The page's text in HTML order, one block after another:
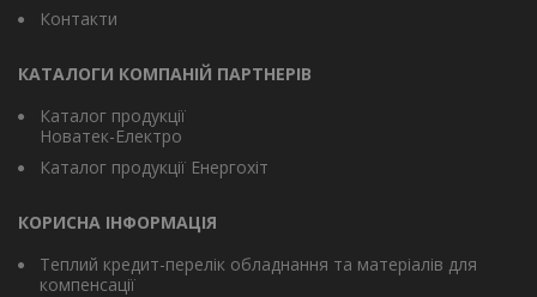
Контакти
КАТАЛОГИ КОМПАНІЙ ПАРТНЕРІВ
Каталог продукції
Новатек-Електро
Каталог продукції Енергохіт
КОРИСНА ІНФОРМАЦІЯ
Теплий кредит-перелік обладнання та матеріалів для
компенсації